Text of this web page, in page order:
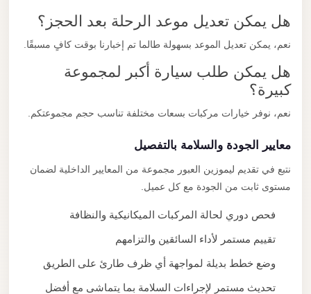
هل يمكن تعديل موعد الرحلة بعد الحجز؟
نعم، يمكن تعديل الموعد بسهولة طالما تم إخبارنا بوقت كافٍ مسبقًا.
هل يمكن طلب سيارة أكبر لمجموعة
كبيرة؟
نعم، نوفر خيارات مركبات بسعات مختلفة تناسب حجم مجموعتكم.
معايير الجودة والسلامة بالتفصيل
نتبع في تقديم ليموزين العبور مجموعة من المعايير الداخلية لضمان
مستوى ثابت من الجودة مع كل عميل.
فحص دوري لحالة المركبات الميكانيكية والنظافة
تقييم مستمر لأداء السائقين والتزامهم
وضع خطط بديلة لمواجهة أي ظرف طارئ على الطريق
تحديث مستمر لإجراءات السلامة بما يتماشى مع أفضل